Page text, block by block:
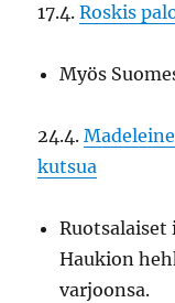
17.4.Roskis
Myös
24.4.
kutsua
Ruotsalaiset
Haukion
varjoonsa.